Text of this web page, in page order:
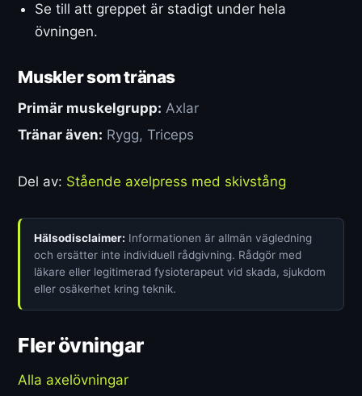
Se till att greppet är stadigt under hela
övningen.
Muskler som tränas
Primär muskelgrupp: Axlar
Tränar även: Rygg, Triceps
Del av: Stående axelpress med skivstång
Hälsodisclaimer: Informationen är allmän vägledning
och ersätter inte individuell rådgivning. Rådgör med
läkare eller legitimerad fysioterapeut vid skada, sjukdom
eller osäkerhet kring teknik.
Fler övningar
Alla axelövningar